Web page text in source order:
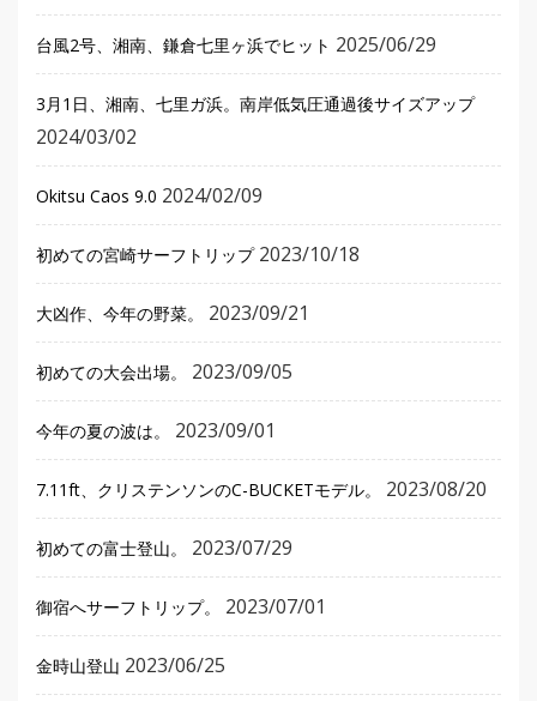
台風2号、湘南、鎌倉七里ヶ浜でヒット 2025/06/29
3月1日、湘南、七里ガ浜。南岸低気圧通過後サイズアップ
2024/03/02
Okitsu Caos 9.0 2024/02/09
初めての宮崎サーフトリップ 2023/10/18
大凶作、今年の野菜。 2023/09/21
初めての大会出場。 2023/09/05
今年の夏の波は。 2023/09/01
7.11ft、クリステンソンのC-BUCKETモデル。 2023/08/20
初めての富士登山。 2023/07/29
御宿へサーフトリップ。 2023/07/01
金時山登山 2023/06/25